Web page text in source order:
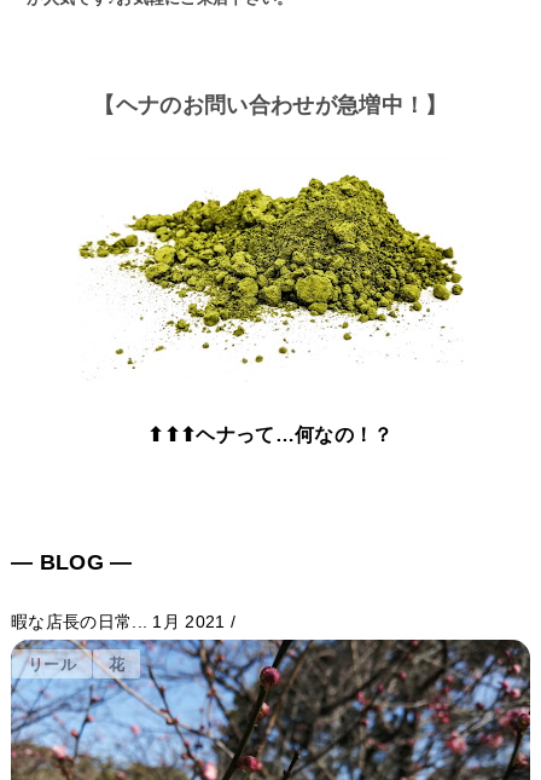
【ヘナのお問い合わせが急増中！】
⬆⬆⬆ヘナって…何なの！？
― BLOG ―
暇な店長の日常... 1月 2021 /
リール 花